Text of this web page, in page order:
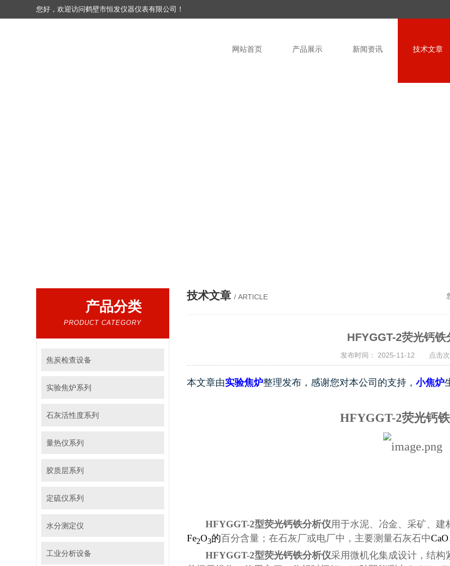
您好，欢迎访问鹤壁市恒发仪器仪表有限公司！
网站首页 产品展示 新闻资讯 技术文章
产品分类
PRODUCT CATEGORY
焦炭检查设备
实验焦炉系列
石灰活性度系列
量热仪系列
胶质层系列
定硫仪系列
水分测定仪
工业分析设备
技术文章 / ARTICLE
HFYGGT-2荧光钙铁
发布时间： 2025-11-12 点击次
本文章由实验焦炉整理发布，感谢您对本公司的支持， 小焦炉
HFYGGT-2荧光钙
HFYGGT-2型荧光钙铁分析仪用于水泥、冶金、采矿、
Fe2O3的百分含量；在石灰厂或电厂中，主要测量石灰石中
HFYGGT-2型荧光钙铁分析仪采用微机化集成设计，结构